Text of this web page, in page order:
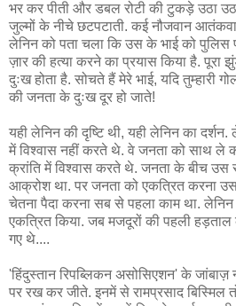
भर कर पीती और डबल रोटी की टुकड़े उठा
जुल्मों के नीचे छटपटाती. कई नौजवान
लेनिन को पता चला कि उस के भाई को
ज़ार की हत्या करने का प्रयास किया है. पूरा
दुःख होता है. सोचते हैं मेरे भाई, यदि तुम्हारी
की जनता के दुःख दूर हो जाते!
यही लेनिन की दृष्टि थी, यही लेनिन का
में विश्वास नहीं करते थे. वे जनता को साथ
क्रांति में विश्वास करते थे. जनता के बीच
आक्रोश था. पर जनता को एकत्रित करना
चेतना पैदा करना सब से पहला काम था. लेनिन
एकत्रित किया. जब मजदूरों की पहली
गए थे....
'हिंदुस्तान रिपब्लिकन असोसिएशन' के
पर रख कर जीते. इनमें से रामप्रसाद बिस्मिल